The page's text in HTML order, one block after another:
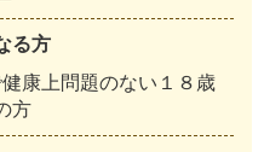
る方
康上問題のない１８歳
方